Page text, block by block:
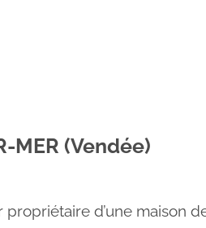
MER (Vendée)
d’une maison